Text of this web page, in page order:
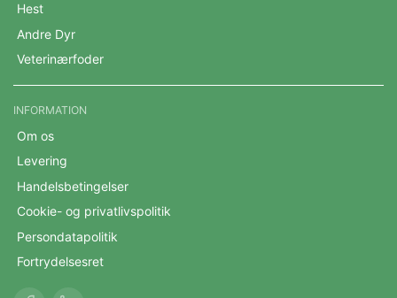
Hest
Andre Dyr
Veterinærfoder
INFORMATION
Om os
Levering
Handelsbetingelser
Cookie- og privatlivspolitik
Persondatapolitik
Fortrydelsesret